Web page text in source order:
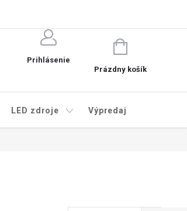
Prihlásenie
NÁKUPNÝ
KOŠÍK
Prázdny košík
LED zdroje Výpredaj